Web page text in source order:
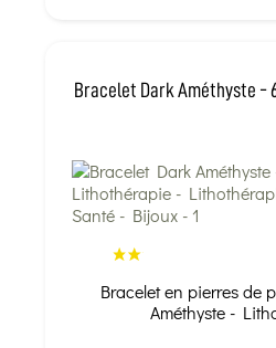
Bracelet Dark Améthyste -
Bracelet en pierres de
Améthyste -